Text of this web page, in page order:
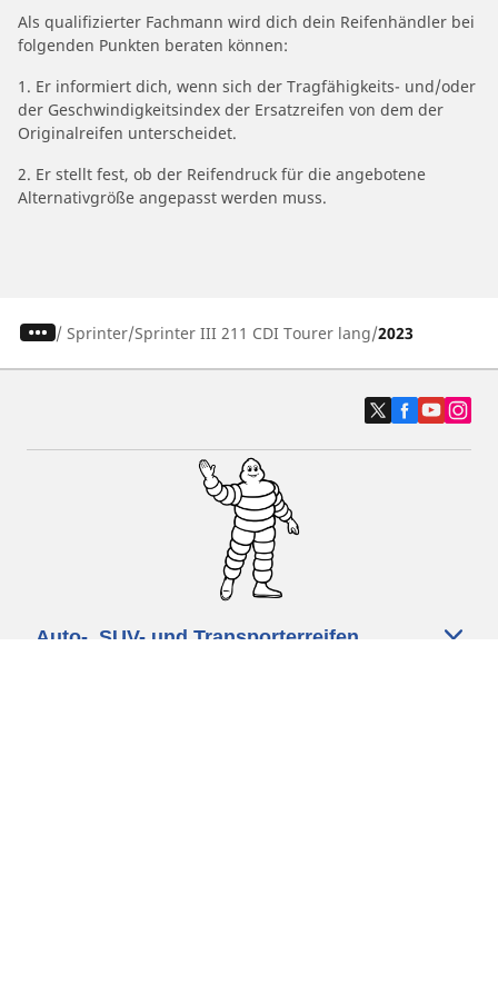
Als qualifizierter Fachmann wird dich dein Reifenhändler bei
folgenden Punkten beraten können:
1. Er informiert dich, wenn sich der Tragfähigkeits- und/oder
der Geschwindigkeitsindex der Ersatzreifen von dem der
Originalreifen unterscheidet.
2. Er stellt fest, ob der Reifendruck für die angebotene
Alternativgröße angepasst werden muss.
/ Sprinter Sprinter III 211 CDI Tourer lang 2023
Auto-, SUV- und Transporterreifen